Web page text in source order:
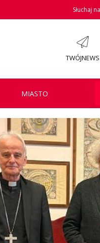
Słuchaj
TWÓJNEWS
MIASTO